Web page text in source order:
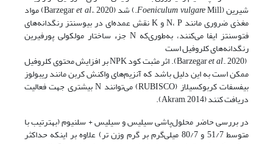
شیرین ( Foeniculum vulgareMill.) شد (Barzegar et al. , 2020) مواد
مغذی ضروری مانند N، P و K نقش عمده‌ای در بیوسنتز رنگدانه‌های
فتوسنتز ایفا می‌کنند، به‌طوری‌که N جزء ساختار مولکولی پورفیرین
رنگدانه‌های کلروفیل است
(Barzegar
et al ., 2020). اثر مثبت کود NPK بر افزایش محتوی کلروفیل
ممکن است به این دلیل باشد که آنزیم‌های واکنش کربن مانند ریبولوز
بی­فسفات کربوکسیلاز (RUBISCO) می‌توانند N بیشتری جهت فعالیت
دریافت کنند (Akram, 2014).
در بررسی حاضر محلول‌پاشی سیلیس و سیلیس + سلنیوم (به­ترتیب با
متوسط 51/7 و 80/7 میلی‌گرم بر گرم وزن تر) علاوه بر اینکه حداکثر